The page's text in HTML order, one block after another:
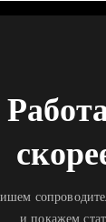
и покажем